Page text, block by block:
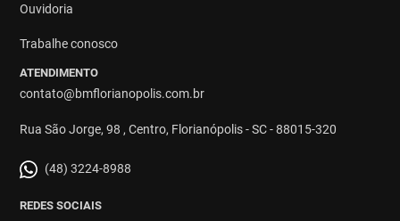
Ouvidoria
Trabalhe conosco
ATENDIMENTO
contato@bmflorianopolis.com.br
Rua São Jorge, 98 , Centro, Florianópolis - SC - 88015-320
(48) 3224-8988
REDES SOCIAIS